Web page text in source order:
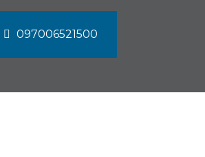
097006521500